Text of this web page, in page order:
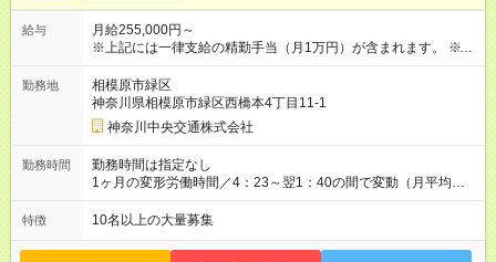
給与
月給255,000円～
※上記には一律支給の精勤手当（月1万円）が含まれます。 ※試
用期間中の給与は月給24万2700円（一律支給の精勤手当月1万
円を含む）です。 ※試用期間（3ヵ月）（審査の結果、一定の基
準を超えた場合試雇期間終了となります。） 【大型自動車運転
経験者、優遇制度導入！】 大型自動車の運転経験年数によって
入社時の本給を優遇します！大型車はバスもトラックも対象で
上 ＋9，000円 15年以上 ＋15，000円 --月収例-- 入社初年度の
月収35万円（月給25万5000円＋残業手当＋休日出勤1日分の手
め、450万円～550万円です。 【試用期間】試用期間あり 試用
期間の長さ：3ヶ月 ※ 雇用形態と給与に、本採用時と異なる部分
勤務地
相模原市緑区
神奈川県相模原市緑区西橋本4丁目11-1
神奈川中央交通株式会社
勤務時間
勤務時間は指定なし
1ヶ月の変形労働時間／4：23～翌1：40の間で変動（月平均実
働164.52時間） 【シフト例】 午前番／5：00～13：22 午後番
／14：00～22：22 通し番／6：30～20：30 ※無理なく働ける
トの場合、ほぼ3日間休んでいる気分を味わえます。
特徴 10名以上の大量募集